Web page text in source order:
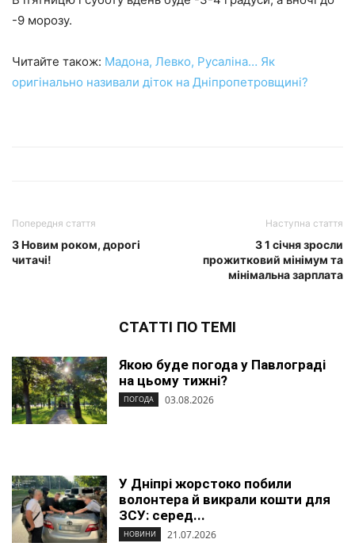
-9 морозу.
Читайте також: Мадона, Левко, Русаліна… Як
оригінально називали діток на Дніпропетровщині?
Попередня стаття
З Новим роком, дорогі
читачі!
Наступна стаття
З 1 січня зросли
прожитковий мінімум та
мінімальна зарплата
СТАТТІ ПО ТЕМІ
Якою буде погода у Павлограді
на цьому тижні?
ПОГОДА 03.08.2026
У Дніпрі жорстоко побили
волонтера й викрали кошти для
ЗСУ: серед...
НОВИНИ 21.07.2026